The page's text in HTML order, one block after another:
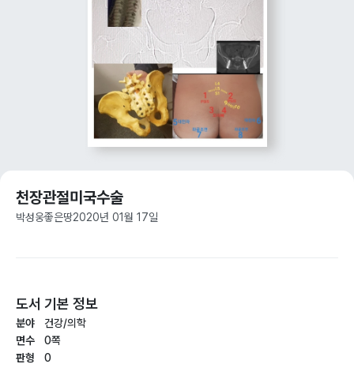
천장관절미국수술
박성웅좋은땅2020년 01월 17일
도서 기본 정보
분야
면수
판형
건강/의학
0쪽
0